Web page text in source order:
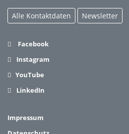
Alle Kontaktdaten Newsletter
Facebook
Instagram
YouTube
LinkedIn
Impressum